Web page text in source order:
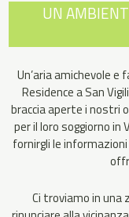
UN
Un’aria amichevole e
Residence a San
braccia aperte i nostri
per il loro soggiorno in
fornirgli le
Ci troviamo in una